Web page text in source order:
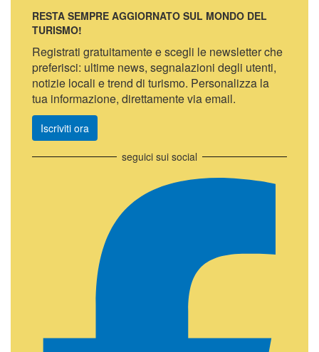
RESTA SEMPRE AGGIORNATO SUL MONDO DEL
TURISMO!
Registrati gratuitamente e scegli le newsletter che
preferisci: ultime news, segnalazioni degli utenti,
notizie locali e trend di turismo. Personalizza la
tua informazione, direttamente via email.
Iscriviti ora
seguici sui social